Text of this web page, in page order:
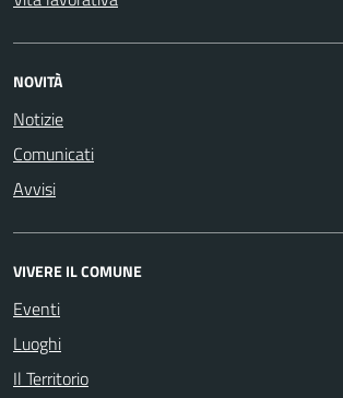
NOVITÀ
Notizie
Comunicati
Avvisi
VIVERE IL COMUNE
Eventi
Luoghi
Il Territorio